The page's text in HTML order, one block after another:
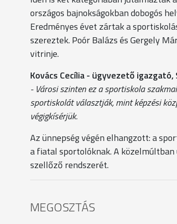
országos bajnokságokban dobogós
Eredményes évet zártak a
szereztek. Poór Balázs és Gergely
vitrinje.
Kovács Cecília - ügyvezető
- Városi szinten ez a sportiskola
sportiskolát választják, mint képzési
végigkísérjük.
Az ünnepség végén elhangzott: a
a fiatal sportolóknak. A
szellőző rendszerét.
MEGOSZTÁS